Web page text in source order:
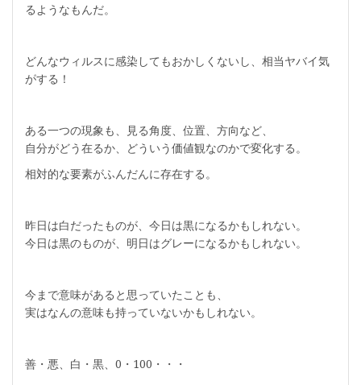
るようなもんだ。
どんなウィルスに感染してもおかしくないし、相当ヤバイ気
がする！
ある一つの現象も、見る角度、位置、方向など、
自分がどう在るか、どういう価値観なのかで変化する。
相対的な要素がふんだんに存在する。
昨日は白だったものが、今日は黒になるかもしれない。
今日は黒のものが、明日はグレーになるかもしれない。
今まで意味があると思っていたことも、
実はなんの意味も持っていないかもしれない。
善・悪、白・黒、0・100・・・